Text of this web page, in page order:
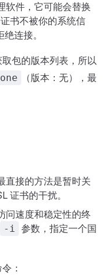
软件，它可能会替换
书不被你的系统信
连接。
包的版本列表，所以
（版本：无），最
直接的方法是暂时关
证书的干扰。
问速度和稳定性的终
-i 参数，指定一个国
：